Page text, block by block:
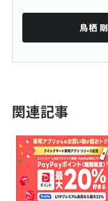
鳥栖 剛
関連記事